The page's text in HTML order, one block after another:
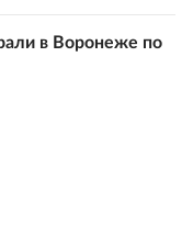
в Воронеже по